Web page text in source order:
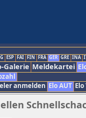
ESP FAI FIN FRA GER GRE INA
Galerie Meldekartei
anmelden Elo AUT